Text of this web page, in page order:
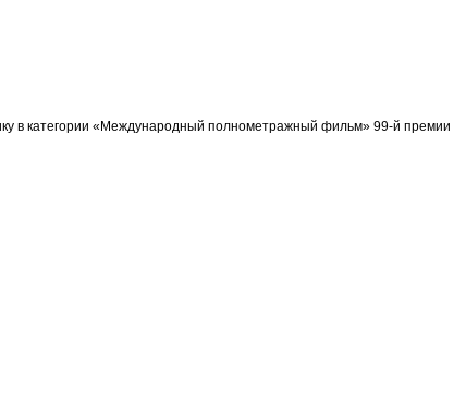
в категории «Международный полнометражный фильм» 99-й премии